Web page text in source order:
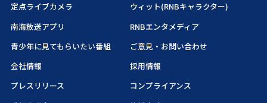
定点ライブカメラ
ウィット(RNBキャラクター)
南海放送アプリ
RNBエンタメディア
青少年に見てもらいたい番組
ご意見・お問い合わせ
会社情報
採用情報
プレスリリース
コンプライアンス